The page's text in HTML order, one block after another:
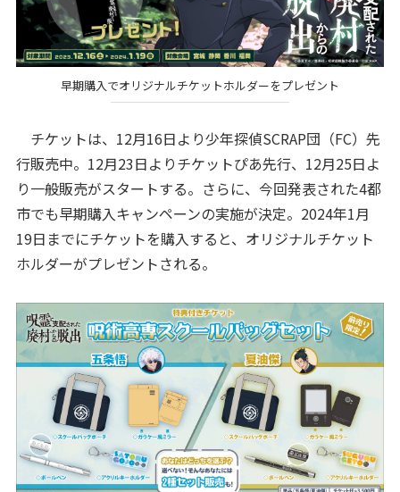
早期購入でオリジナルチケットホルダーをプレゼント
チケットは、12月16日より少年探偵SCRAP団（FC）先
行販売中。12月23日よりチケットぴあ先行、12月25日よ
り一般販売がスタートする。さらに、今回発表された4都
市でも早期購入キャンペーンの実施が決定。2024年1月
19日までにチケットを購入すると、オリジナルチケット
ホルダーがプレゼントされる。